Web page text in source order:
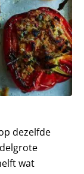
dezelfde
wat